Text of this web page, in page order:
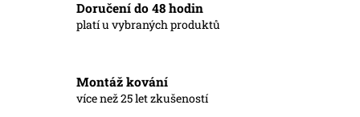
Doručení do 48 hodin
platí u vybraných produktů
Montáž kování
více než 25 let zkušeností